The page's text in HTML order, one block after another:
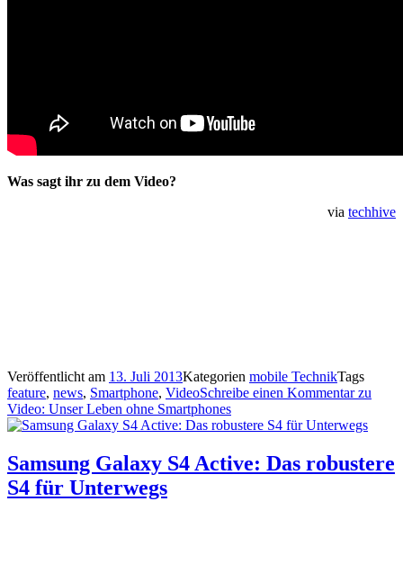
Was sagt ihr zu dem Video?
via techhive
Veröffentlicht am 13. Juli 2013Kategorien mobile TechnikTags
feature, news, Smartphone, VideoSchreibe einen Kommentarzu
Video: Unser Leben ohne Smartphones
Samsung Galaxy S4 Active: Das robustere
S4 für Unterwegs